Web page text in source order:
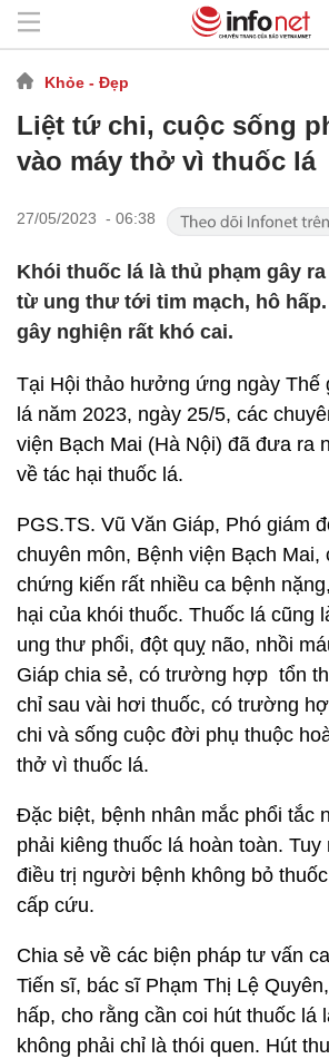
Khỏe - Đẹp
Liệt tứ chi, cuộc sống
vào máy thở vì thuốc lá
27/05/2023 - 06:38
Khói thuốc lá là thủ phạm gây
từ ung thư tới tim mạch, hô
gây nghiện rất khó cai.
Tại Hội thảo hưởng ứng ngày Thế
lá năm 2023, ngày 25/5, các
viện Bạch Mai (Hà Nội) đã đưa ra
về tác hại thuốc lá.
PGS.TS. Vũ Văn Giáp, Phó giám
chuyên môn, Bệnh viện Bạch Mai,
chứng kiến rất nhiều ca bệnh
hại của khói thuốc. Thuốc lá cũng
ung thư phổi, đột quỵ não, nhồi
Giáp chia sẻ, có trường hợp tổn
chỉ sau vài hơi thuốc, có trường
chi và sống cuộc đời phụ thuộc
thở vì thuốc lá.
Đặc biệt, bệnh nhân mắc phổi tắc
phải kiêng thuốc lá hoàn toàn.
điều trị người bệnh không bỏ
cấp cứu.
Chia sẻ về các biện pháp tư vấn
Tiến sĩ, bác sĩ Phạm Thị Lệ
hấp, cho rằng cần coi hút thuốc lá
không phải chỉ là thói quen. Hút